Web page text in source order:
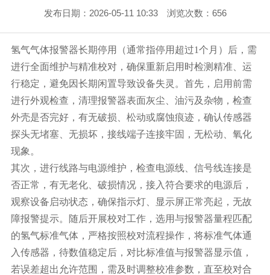
发布日期：2026-05-11 10:33 浏览次数： 656
氢气气体报警器长期停用（通常指停用超过1个月）后，需
进行全面维护与精准校对，确保重新启用时检测精准、运
行稳定，避免因长期闲置导致设备失灵。首先，启用前需
进行外观检查，清理报警器表面灰尘、油污及杂物，检查
外壳是否完好，有无破损、松动或腐蚀痕迹，确认传感器
探头无堵塞、无损坏，接线端子连接牢固，无松动、氧化
现象。
其次，进行线路与电源维护，检查电源线、信号线连接是
否正常，有无老化、破损情况，接入符合要求的电源后，
观察设备启动状态，确保指示灯、显示屏正常亮起，无故
障报警提示。随后开展校对工作，选用与报警器量程匹配
的氢气标准气体，严格按照校对流程操作，将标准气体通
入传感器，待数值稳定后，对比标准值与报警器显示值，
若误差超出允许范围，需及时调整校准参数，直至校对合